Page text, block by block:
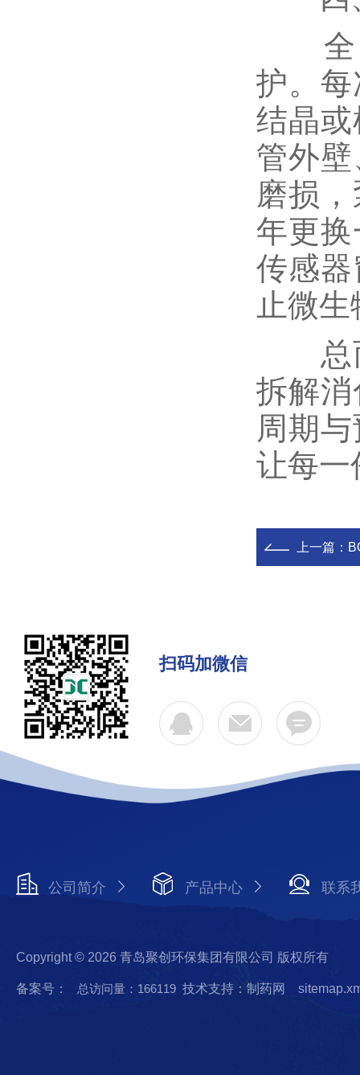
全自
护。
结晶
管外
磨损
年更
传感
止微
总而
拆解
周期
让每一
上一篇：
扫码加微信
公司简介 产品中心 联系
Copyright © 2026 青岛聚创环保集团有限公司 版权所有
备案号： 总访问量：166119 技术支持：制药网